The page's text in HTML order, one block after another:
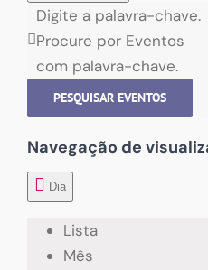
Digite a palavra-chave.
Procure por Eventos
com palavra-chave.
PESQUISAR EVENTOS
Navegação de
Dia
Lista
Mês